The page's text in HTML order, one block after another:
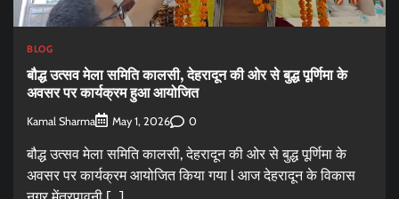
BLOG
बौद्ध उत्सव मेला समिति कालसी, देहरादून की ओर से बुद्ध पूर्णिमा के
अवसर पर कार्यक्रम हुआ आयोजित
Kamal Sharma May 1, 2026 0
बौद्ध उत्सव मेला समिति कालसी, देहरादून की ओर से बुद्ध पूर्णिमा के
अवसर पर कार्यक्रम आयोजित किया गया l आज देहरादून के विकास